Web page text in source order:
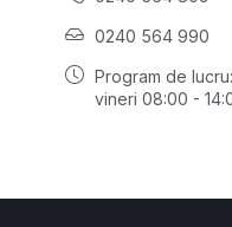
0240 564 990
Program de
vineri 08:00 -